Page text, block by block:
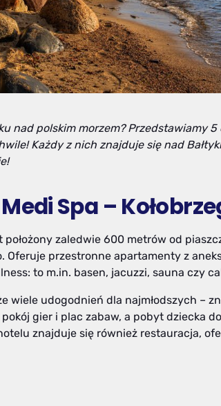
nad polskim morzem? Przedstawiamy
Każdy z nich znajduje się nad
Spa –
położony zaledwie 600 metrów od
Oferuje przestronne apartamenty z
to m.in. basen, jacuzzi, sauna czy
wiele udogodnień dla najmłodszych –
gier i plac zabaw, a pobyt dziecka
znajduje się również restauracja,